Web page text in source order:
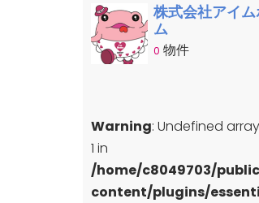
株式会社アイ
ム
0 物件
Warning: Undefined
1 in
/home/c8049703/
content/plugins/